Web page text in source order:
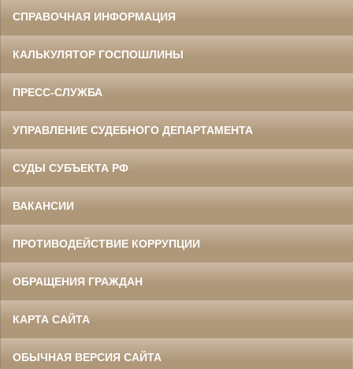
СПРАВОЧНАЯ ИНФОРМАЦИЯ
КАЛЬКУЛЯТОР ГОСПОШЛИНЫ
ПРЕСС-СЛУЖБА
УПРАВЛЕНИЕ СУДЕБНОГО ДЕПАРТАМЕНТА
СУДЫ СУБЪЕКТА РФ
ВАКАНСИИ
ПРОТИВОДЕЙСТВИЕ КОРРУПЦИИ
ОБРАЩЕНИЯ ГРАЖДАН
КАРТА САЙТА
ОБЫЧНАЯ ВЕРСИЯ САЙТА